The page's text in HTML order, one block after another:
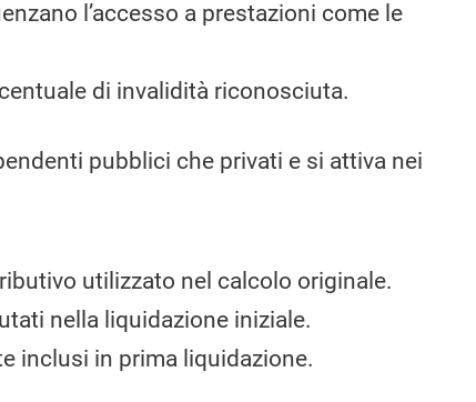
l’accesso a prestazioni come le
di invalidità riconosciuta.
pubblici che privati e si attiva nei
utilizzato nel calcolo originale.
nella liquidazione iniziale.
inclusi in prima liquidazione.